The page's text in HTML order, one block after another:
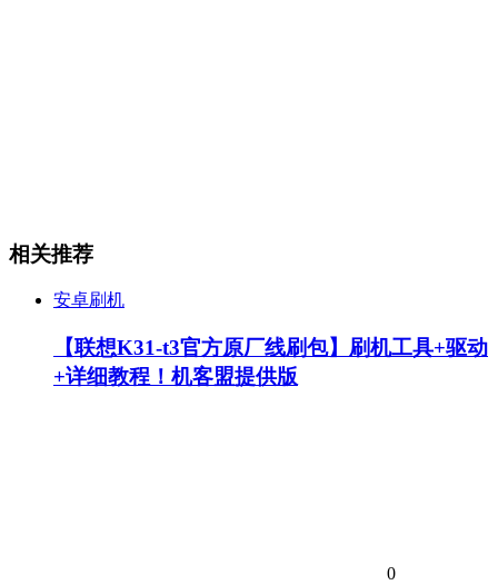
相关推荐
安卓刷机
【联想K31-t3官方原厂线刷包】刷机工具+驱动
+详细教程！机客盟提供版
0